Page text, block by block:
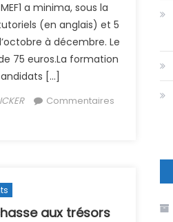
a minima, sous la
(en anglais) et 5
à décembre. Le
75 euros.La formation
[…]
Commentaires
aux trésors